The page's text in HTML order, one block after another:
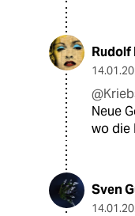
Rudolf
Neue
wo die
Sven